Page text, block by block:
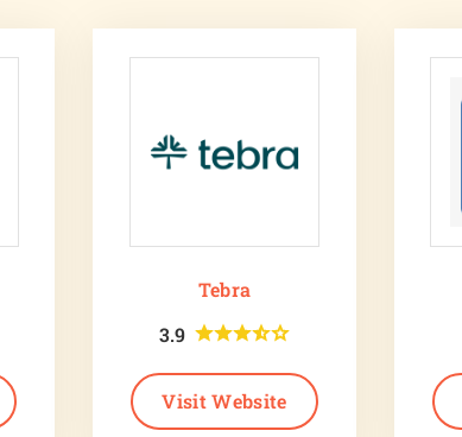
Tebra
3.9
Visit Website